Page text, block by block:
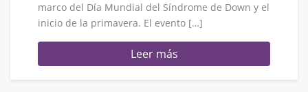
marco del Día Mundial del Síndrome de Down y el
inicio de la primavera. El evento […]
Leer más